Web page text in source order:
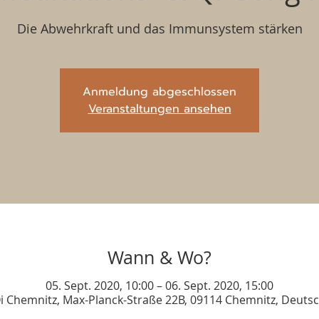
Die Abwehrkraft und das Immunsystem stärken
Anmeldung abgeschlossen
Veranstaltungen ansehen
Wann & Wo?
05. Sept. 2020, 10:00 – 06. Sept. 2020, 15:00
Chemnitz, Max-Planck-Straße 22B, 09114 Chemnitz,